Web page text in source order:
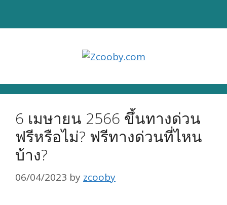
6 เมษายน 2566 ขึ้นทางด่วน
ฟรีหรือไม่? ฟรีทางด่วนที่ไหน
บ้าง?
06/04/2023 by zcooby